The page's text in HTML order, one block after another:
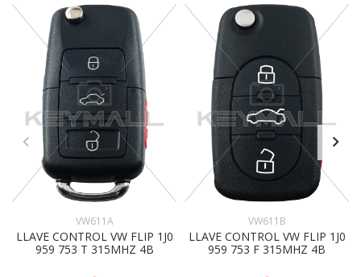
VW611A
LLAVE CONTROL VW FLIP 1J0
959 753 T 315MHZ 4B
VW611B
LLAVE CONTROL VW FLIP 1J0
959 753 F 315MHZ 4B